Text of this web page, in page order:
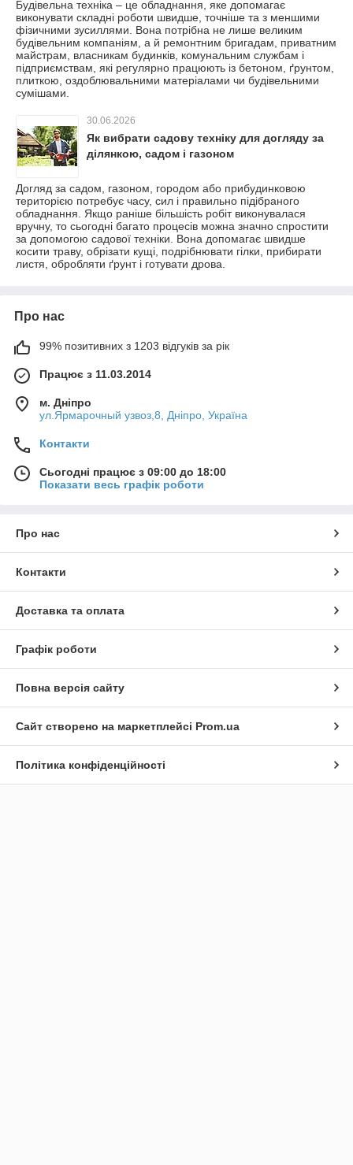
Будівельна техніка – це обладнання, яке допомагає
виконувати складні роботи швидше, точніше та з меншими
фізичними зусиллями. Вона потрібна не лише великим
будівельним компаніям, а й ремонтним бригадам, приватним
майстрам, власникам будинків, комунальним службам і
підприємствам, які регулярно працюють із бетоном, ґрунтом,
плиткою, оздоблювальними матеріалами чи будівельними
сумішами.
30.06.2026
Як вибрати садову техніку для догляду за
ділянкою, садом і газоном
Догляд за садом, газоном, городом або прибудинковою
територією потребує часу, сил і правильно підібраного
обладнання. Якщо раніше більшість робіт виконувалася
вручну, то сьогодні багато процесів можна значно спростити
за допомогою садової техніки. Вона допомагає швидше
косити траву, обрізати кущі, подрібнювати гілки, прибирати
листя, обробляти ґрунт і готувати дрова.
Про нас
99% позитивних з 1203 відгуків за рік
Працює з 11.03.2014
м. Дніпро
ул.Ярмарочный узвоз,8, Дніпро, Україна
Контакти
Сьогодні працює з 09:00 до 18:00
Показати весь графік роботи
Про нас
Контакти
Доставка та оплата
Графік роботи
Повна версія сайту
Сайт створено на маркетплейсі Prom.ua
Політика конфіденційності